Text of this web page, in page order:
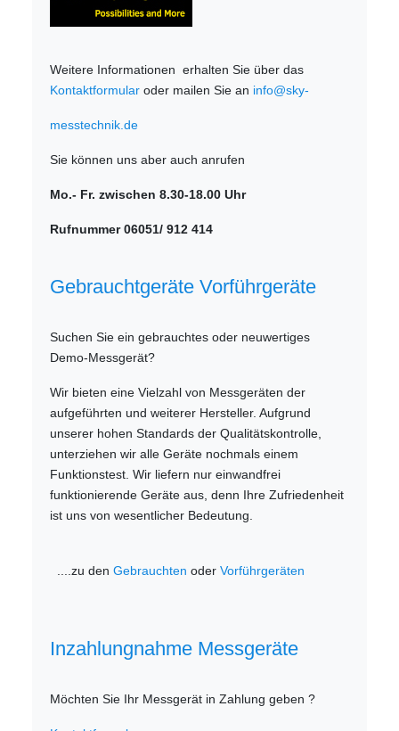
Weitere Informationen erhalten Sie über das
Kontaktformular oder mailen Sie an info@sky-
messtechnik.de
Sie können uns aber auch anrufen
Mo.- Fr. zwischen 8.30-18.00 Uhr
Rufnummer 06051/ 912 414
Gebrauchtgeräte Vorführgeräte
Suchen Sie ein gebrauchtes oder neuwertiges
Demo-Messgerät?
Wir bieten eine Vielzahl von Messgeräten der
aufgeführten und weiterer Hersteller. Aufgrund
unserer hohen Standards der Qualitätskontrolle,
unterziehen wir alle Geräte nochmals einem
Funktionstest. Wir liefern nur einwandfrei
funktionierende Geräte aus, denn Ihre Zufriedenheit
ist uns von wesentlicher Bedeutung.
....zu denGebrauchten oderVorführgeräten
Inzahlungnahme Messgeräte
Möchten Sie Ihr Messgerät in Zahlung geben ?